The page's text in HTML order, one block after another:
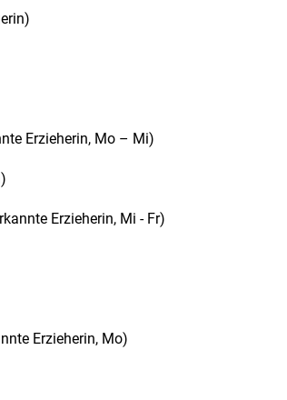
Erzieherin, Mo – Mi)
Erzieherin, Mi - Fr)
Erzieherin, Mo)